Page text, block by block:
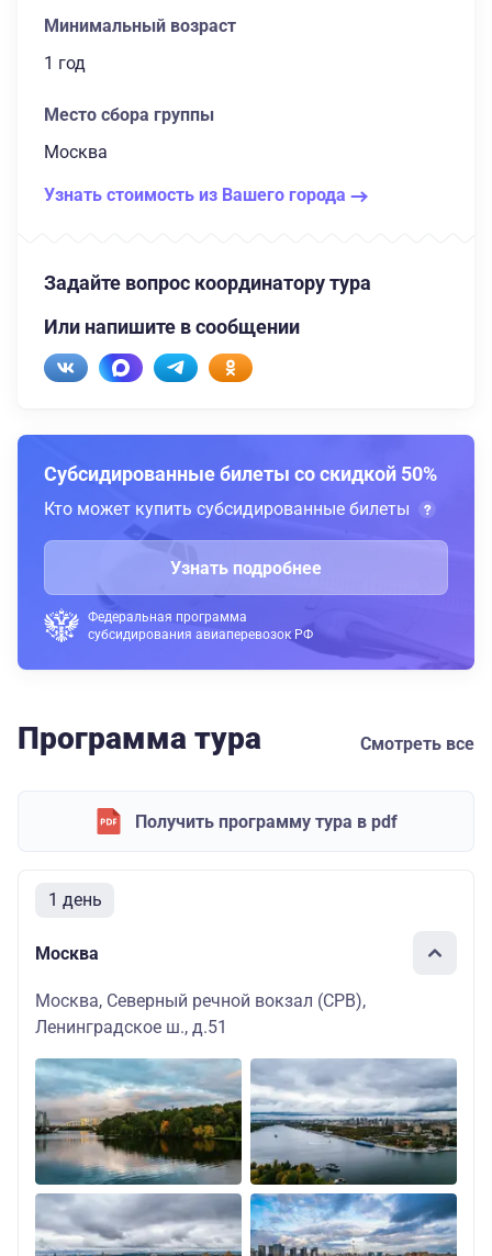
Минимальный возраст
1 год
Место сбора группы
Москва
Узнать стоимость из Вашего города
Задайте вопрос координатору тура
Или напишите в сообщении
Субсидированные билеты со скидкой 50%
Кто может купить субсидированные билеты
Узнать подробнее
Федеральная программа
субсидирования авиаперевозок РФ
Программа тура Смотреть все
Получить программу тура в pdf
1 день
Москва
Москва, Северный речной вокзал (СРВ),
Ленинградское ш., д.51